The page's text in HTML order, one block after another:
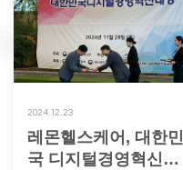
2024.12.23
레몬헬스케어, 대한민
국 디지털경영혁신대